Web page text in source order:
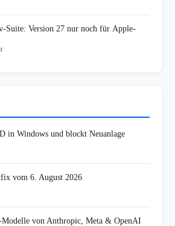
Suite: Version 27 nur noch für Apple-
in Windows und blockt Neuanlage
vom 6. August 2026
von Anthropic, Meta & OpenAI